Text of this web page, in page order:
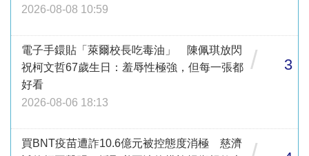
2026-08-08 10:59
電子手鐶貼「萊爾校長吃毒油」 陳佩琪放閃
祝柯文哲67歲生日：羞辱性極強，但每一張都
好看
2026-08-06 18:13
/ 3
買BNT疫苗遭詐10.6億元被控態度消極 慈濟